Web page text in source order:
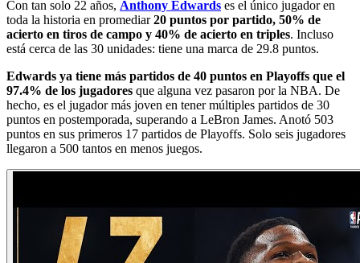
Con tan solo 22 años, Anthony Edwards es el único jugador en
toda la historia en promediar20 puntos por partido, 50% de
acierto en tiros de campo y 40% de acierto en triples. Incluso
está cerca de las 30 unidades: tiene una marca de 29.8 puntos.
Edwards ya tiene más partidos de 40 puntos en Playoffs que el
97.4% de los jugadores que alguna vez pasaron por la NBA. De
hecho, es el jugador más joven en tener múltiples partidos de 30
puntos en postemporada, superando a LeBron James. Anotó 503
puntos en sus primeros 17 partidos de Playoffs. Solo seis jugadores
llegaron a 500 tantos en menos juegos.